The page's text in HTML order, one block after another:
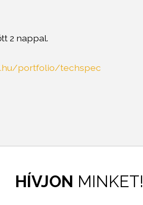
2 nappal.
portfolio/techspec
HÍVJON MINKET!